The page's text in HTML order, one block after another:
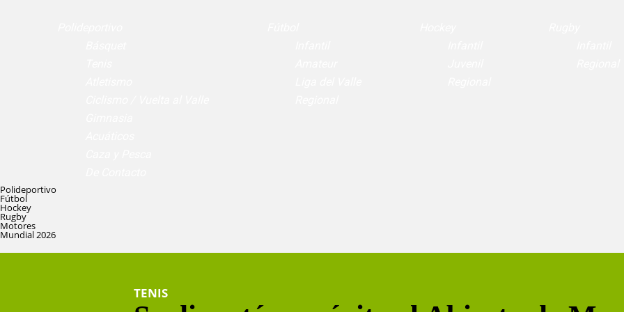
Polideportivo
Fútbol
Hockey
Rugby
Motores
Mundial 2026
TENIS